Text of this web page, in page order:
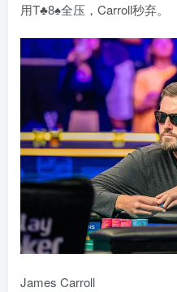
用T♣8♠全压，Carroll秒弃。
James Carroll